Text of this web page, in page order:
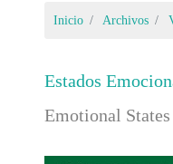
Inicio Archivos
Estados
Emotional